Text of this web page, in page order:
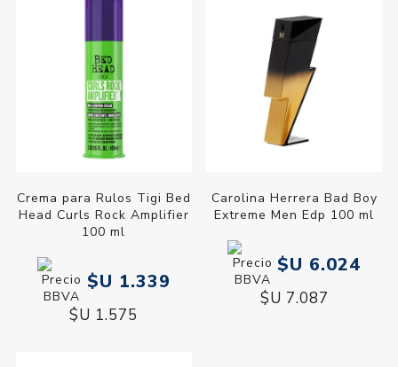
Crema para Rulos Tigi Bed
Head Curls Rock Amplifier
100 ml
$U 1.339
$U 1.575
Carolina Herrera Bad Boy
Extreme Men Edp 100 ml
$U 6.024
$U 7.087